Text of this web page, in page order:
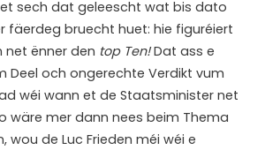
sech dat geleescht wat bis dato
fäerdeg bruecht huet: hie figuréiert
net ënner den top Ten!Dat ass e
Deel och ongerechte Verdikt vum
wéi wann et de Staatsminister net
wäre mer dann nees beim Thema
wou de Luc Frieden méi wéi e